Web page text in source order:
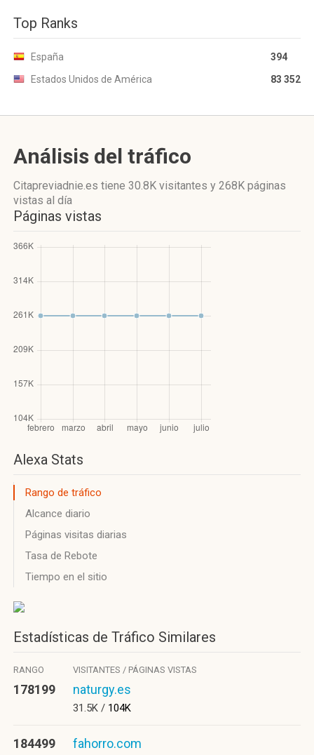
Top Ranks
España
394
Estados Unidos de América
83 352
Análisis del tráfico
Citapreviadnie.es tiene 30.8K visitantes y 268K páginas
vistas al día
Páginas vistas
Alexa Stats
Rango de tráfico
Alcance diario
Páginas visitas diarias
Tasa de Rebote
Tiempo en el sitio
Estadísticas de Tráfico Similares
RANGO VISITANTES / PÁGINAS VISTAS
178199 naturgy.es
31.5K / 104K
184499 fahorro.com